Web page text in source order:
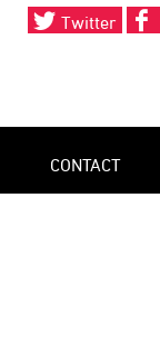
Twitter
CONTACT